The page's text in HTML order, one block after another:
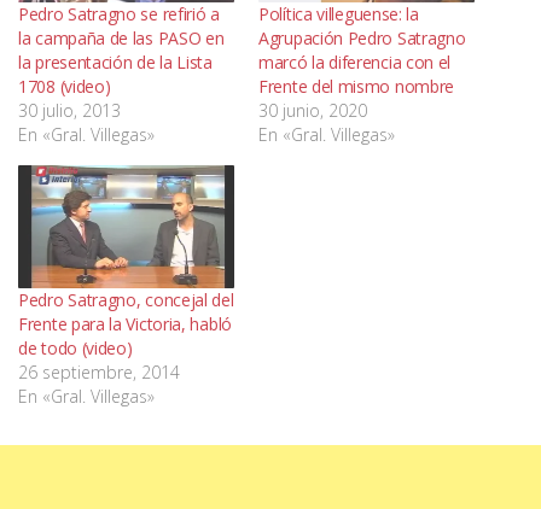
Pedro Satragno se refirió a
la campaña de las PASO en
la presentación de la Lista
1708 (video)
30 julio, 2013
En «Gral. Villegas»
Política villeguense: la
Agrupación Pedro Satragno
marcó la diferencia con el
Frente del mismo nombre
30 junio, 2020
En «Gral. Villegas»
Pedro Satragno, concejal del
Frente para la Victoria, habló
de todo (video)
26 septiembre, 2014
En «Gral. Villegas»